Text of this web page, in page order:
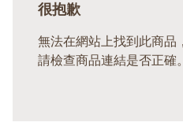
很抱歉
無法在網站上找到此商品
請檢查商品連結是否正確。